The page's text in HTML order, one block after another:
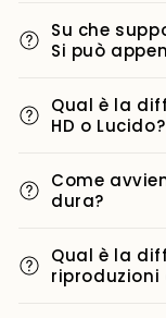
Su che
Si può
Qual è la
HD o Lucido?
Come
dura?
Qual è la